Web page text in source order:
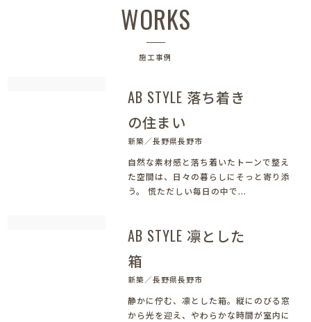
WORKS
施工事例
AB STYLE 落ち着き
の住まい
新築／長野県長野市
自然な素材感と落ち着いたトーンで整え
た空間は、日々の暮らしにそっと寄り添
う。 慌ただしい毎日の中で...
AB STYLE 凛とした
箱
新築／長野県長野市
静かに佇む、凛とした箱。縦にのびる窓
から光を迎え、やわらかな時間が室内に